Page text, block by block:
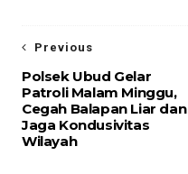
Previous
Polsek Ubud Gelar
Patroli Malam Minggu,
Cegah Balapan Liar dan
Jaga Kondusivitas
Wilayah